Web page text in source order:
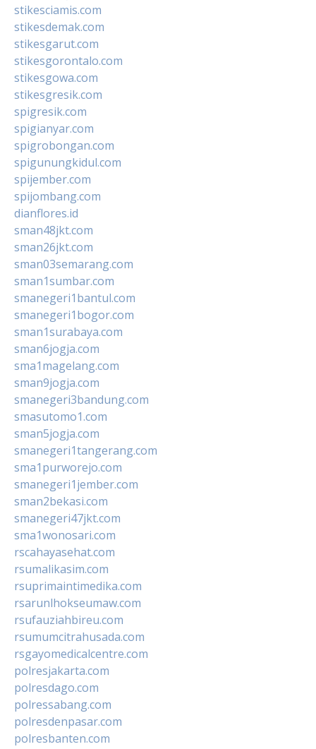
stikesciamis.com
stikesdemak.com
stikesgarut.com
stikesgorontalo.com
stikesgowa.com
stikesgresik.com
spigresik.com
spigianyar.com
spigrobongan.com
spigunungkidul.com
spijember.com
spijombang.com
dianflores.id
sman48jkt.com
sman26jkt.com
sman03semarang.com
sman1sumbar.com
smanegeri1bantul.com
smanegeri1bogor.com
sman1surabaya.com
sman6jogja.com
sma1magelang.com
sman9jogja.com
smanegeri3bandung.com
smasutomo1.com
sman5jogja.com
smanegeri1tangerang.com
sma1purworejo.com
smanegeri1jember.com
sman2bekasi.com
smanegeri47jkt.com
sma1wonosari.com
rscahayasehat.com
rsumalikasim.com
rsuprimaintimedika.com
rsarunlhokseumaw.com
rsufauziahbireu.com
rsumumcitrahusada.com
rsgayomedicalcentre.com
polresjakarta.com
polresdago.com
polressabang.com
polresdenpasar.com
polresbanten.com